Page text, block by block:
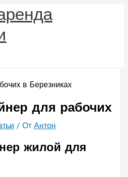
для рабочих
/ От Антон
жилой для